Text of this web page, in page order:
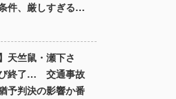
件、厳しすぎる…
天竺鼠・瀬下さ
終了… 交通事故
予判決の影響か番